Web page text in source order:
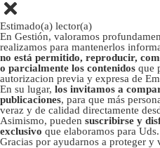
Estimado(a) lector(a)
En Gestión, valoramos
realizamos para mantenerlos
no está permitido, reproducir,
o parcialmente los contenidos que
autorizacion previa y expresa de
En su lugar, los invitamos a
publicaciones, para que más
veraz y de calidad directamente
Asimismo, pueden suscribirse y
exclusivo que elaboramos para Uds.
Gracias por ayudarnos a proteger y